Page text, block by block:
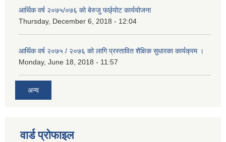
आर्थिक वर्ष २०७५/०७६ को बेरुजु फर्छ्योट कार्ययोजना
Thursday, December 6, 2018 - 12:04
आर्थिक वर्ष २०७५ / २०७६ को लागि प्रस्तावित शैक्षिक सुधारका कार्यक्रम ।
Monday, June 18, 2018 - 11:57
अन्य
वार्ड प्रोफाइल